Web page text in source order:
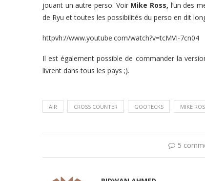
jouant un autre perso. Voir Mike Ross, l’un des
de Ryu et toutes les possibilités du perso en dit
httpvh://www.youtube.com/watch?v=tcMVI-7cn04
Il est également possible de commander la
livrent dans tous les pays ;).
AIR CROSS COUNTER GOOTECKS MIKE
5